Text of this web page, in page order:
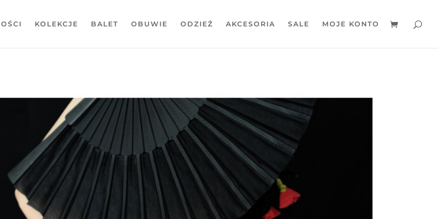
KOLEKCJE BALET OBUWIE ODZIEŻ AKCESORIA SALE MOJE KONTO